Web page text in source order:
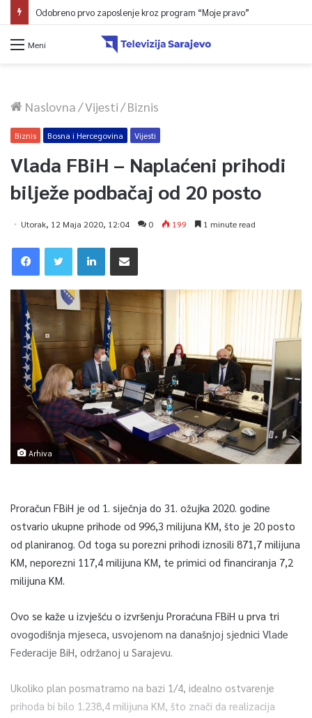
Odobreno prvo zaposlenje kroz program “Moje pravo”
Meni
Naslovna/Vijesti/Biznis
Biznis Bosna i Hercegovina Vijesti
Vlada FBiH – Naplaćeni prihodi
bilježe podbačaj od 20 posto
Utorak, 12 Maja 2020, 12:04 0 199 1 minute read
Arhiva
Proračun FBiH je od 1. siječnja do 31. ožujka 2020. godine
ostvario ukupne prihode od 996,3 milijuna KM, što je 20 posto
od planiranog. Od toga su porezni prihodi iznosili 871,7 milijuna
KM, neporezni 117,4 milijuna KM, te primici od financiranja 7,2
milijuna KM.
Ovo se kaže u izvješću o izvršenju Proraćuna FBiH u prva tri
ovogodišnja mjeseca, usvojenom na današnjoj sjednici Vlade
Federacije BiH, održanoj u Sarajevu.
Ukoliko plan posmatramo na bazi 1/4, idealno ostvarenje
prihoda bi bilo 1.238,4 milijuna KM, što znači da realizacija